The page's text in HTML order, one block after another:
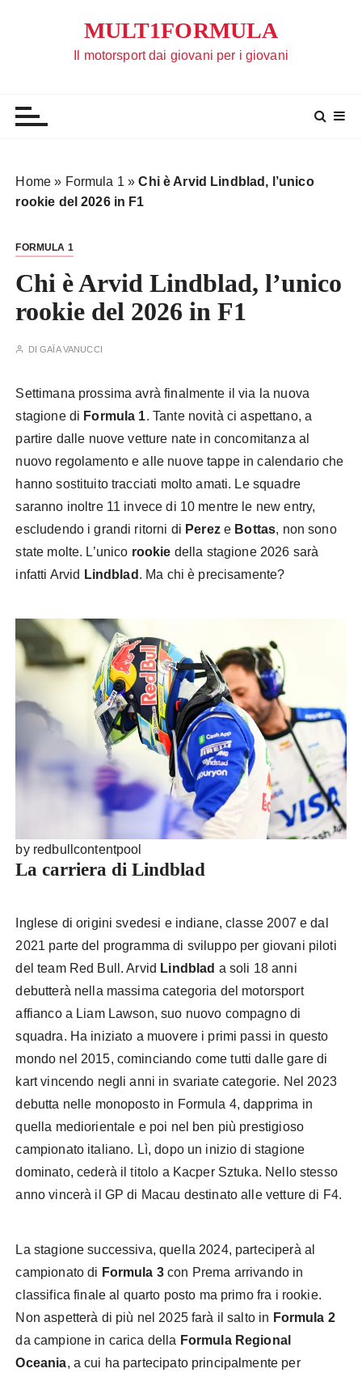
MULT1FORMULA
Il motorsport dai giovani per i giovani
Home » Formula 1 »Chi è Arvid Lindblad, l’unico
rookie del 2026 in F1
FORMULA 1
Chi è Arvid Lindblad, l’unico
rookie del 2026 in F1
DIGAÏA VANUCCI
Settimana prossima avrà finalmente il via la nuova
stagione di Formula 1. Tante novità ci aspettano, a
partire dalle nuove vetture nate in concomitanza al
nuovo regolamento e alle nuove tappe in calendario che
hanno sostituito tracciati molto amati. Le squadre
saranno inoltre 11 invece di 10 mentre le new entry,
escludendo i grandi ritorni di Pereze Bottas, non sono
state molte. L’unico rookie della stagione 2026 sarà
infatti Arvid Lindblad . Ma chi è precisamente?
by redbullcontentpool
La carriera di Lindblad
Inglese di origini svedesi e indiane, classe 2007 e dal
2021 parte del programma di sviluppo per giovani piloti
del team Red Bull. Arvid Lindblad a soli 18 anni
debutterà nella massima categoria del motorsport
affianco a Liam Lawson, suo nuovo compagno di
squadra. Ha iniziato a muovere i primi passi in questo
mondo nel 2015, cominciando come tutti dalle gare di
kart vincendo negli anni in svariate categorie. Nel 2023
debutta nelle monoposto in Formula 4, dapprima in
quella mediorientale e poi nel ben più prestigioso
campionato italiano. Lì, dopo un inizio di stagione
dominato, cederà il titolo a Kacper Sztuka. Nello stesso
anno vincerà il GP di Macau destinato alle vetture di F4.
La stagione successiva, quella 2024, parteciperà al
campionato di Formula 3con Prema arrivando in
classifica finale al quarto posto ma primo fra i rookie.
Non aspetterà di più nel 2025 farà il salto in Formula 2
da campione in carica della Formula Regional
Oceania, a cui ha partecipato principalmente per